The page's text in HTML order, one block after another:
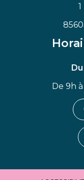
De 9h